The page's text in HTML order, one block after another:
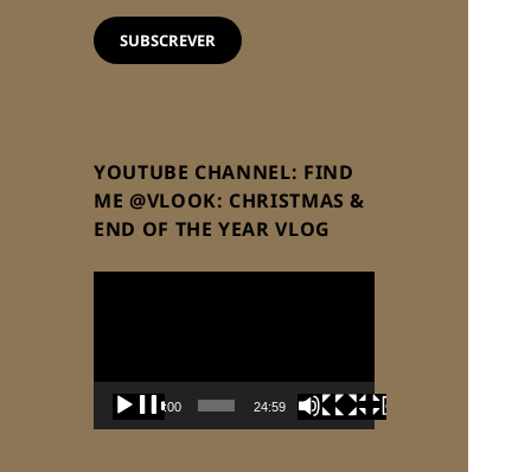
email
SUBSCREVER
YOUTUBE CHANNEL: FIND
ME @VLOOK: CHRISTMAS &
END OF THE YEAR VLOG
00:00 24:59